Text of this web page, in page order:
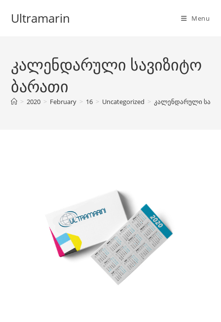
Ultramarin Menu
კალენდარული სავიზიტო
ბარათი
> 2020 > February > 16 > Uncategorized > კალენდარული